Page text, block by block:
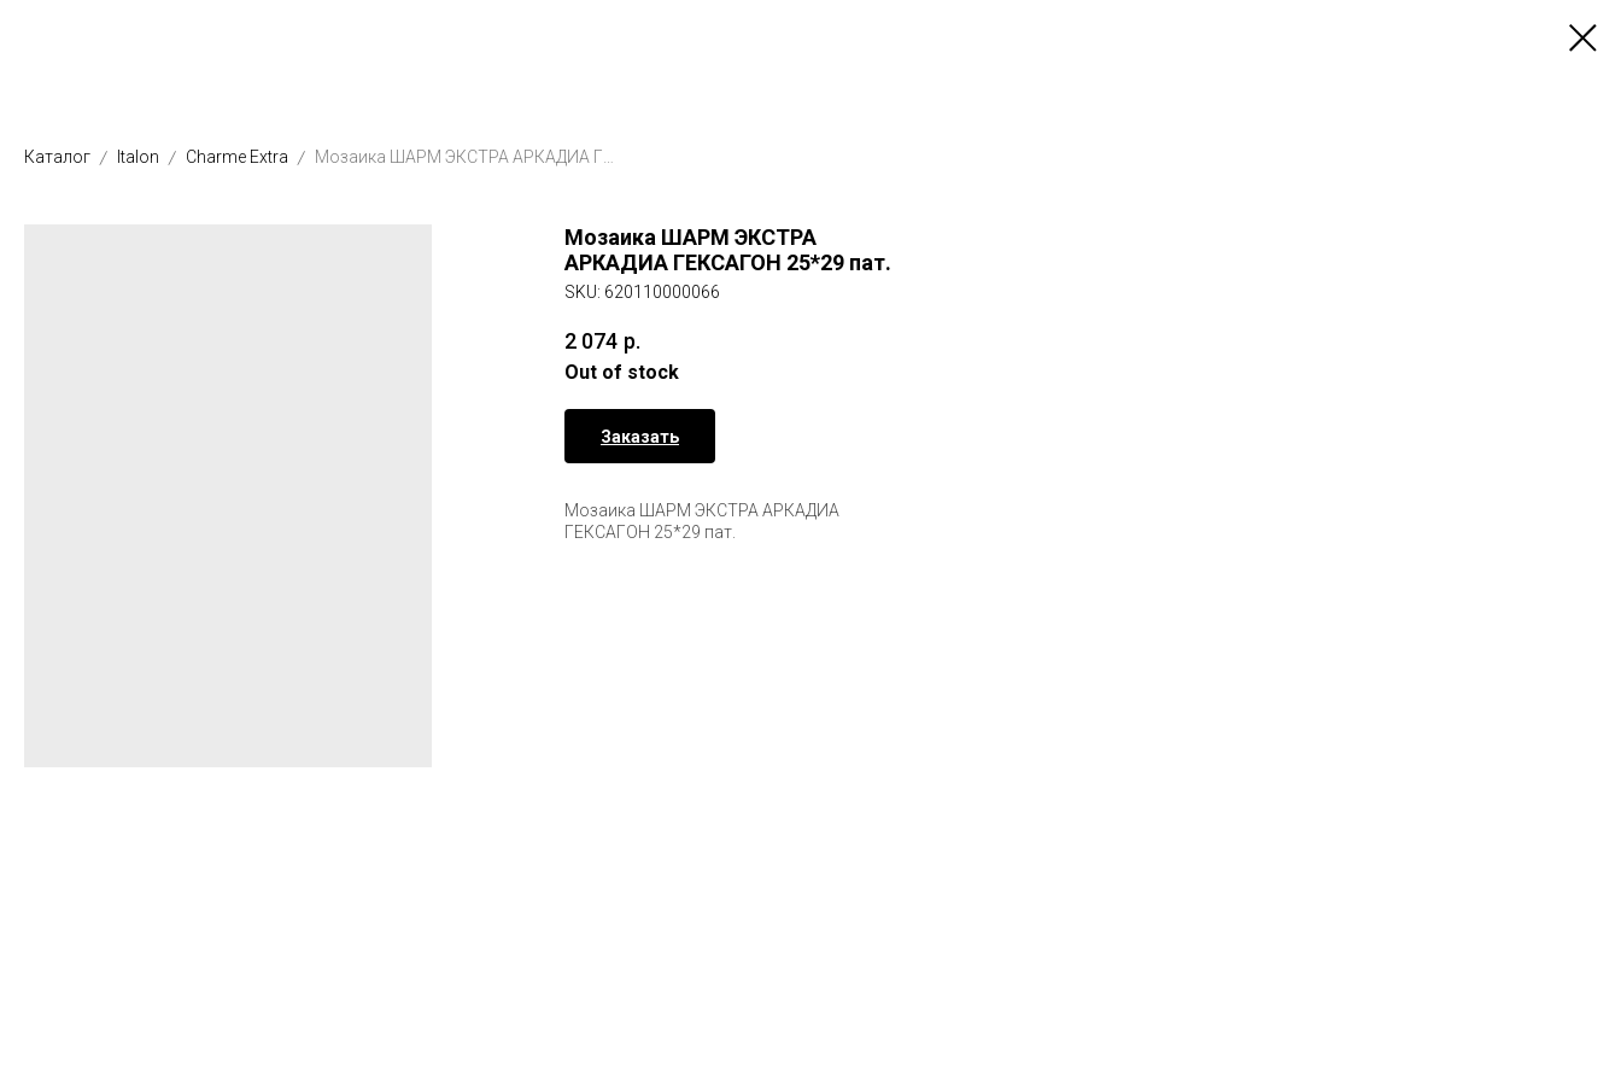
Каталог Italon Charme Extra
Мозаика ШАРМ ЭКСТРА
АРКАДИА ГЕКСАГОН 25*29 пат.
SKU: 620110000066
2 074 р.
Out of stock
Заказать
Мозаика ШАРМ ЭКСТРА АРКАДИА
ГЕКСАГОН 25*29 пат.